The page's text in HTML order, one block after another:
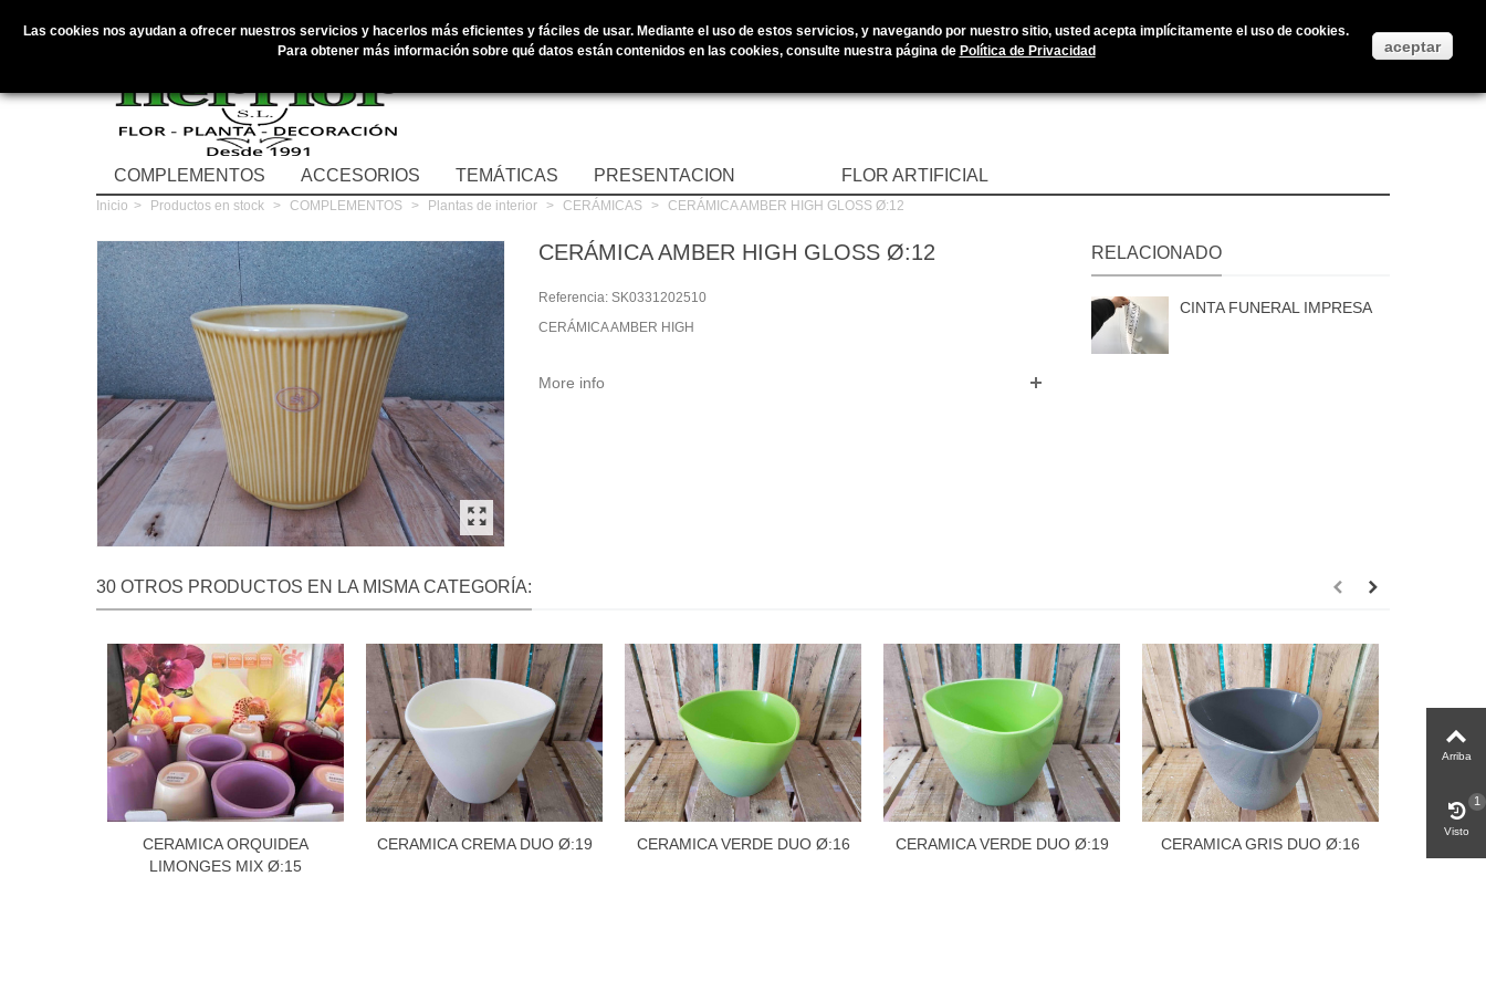
COMPLEMENTOS ACCESORIOS TEMÁTICAS PRESENTACION FLOR ARTIFICIAL
Inicio > Productos en stock > COMPLEMENTOS > Plantas de interior > CERÁMICAS > CERÁMICA AMBER HIGH GLOSS Ø:12
CERÁMICA AMBER HIGH GLOSS Ø:12
Referencia: SK0331202510
CERÁMICA AMBER HIGH
More info
RELACIONADO
CINTA FUNERAL IMPRESA
30 OTROS PRODUCTOS EN LA MISMA CATEGORÍA:
CERAMICA ORQUIDEA
LIMONGES MIX Ø:15
CERAMICA CREMA DUO Ø:19 CERAMICA VERDE DUO Ø:16 CERAMICA VERDE DUO Ø:19 CERAMICA GRIS DUO Ø:16
Las cookies nos ayudan a ofrecer nuestros servicios y hacerlos más eficientes y fáciles de usar. Mediante el uso de estos servicios, y navegando por nuestro sitio, usted acepta implícitamente el uso de cookies.
Para obtener más información sobre qué datos están contenidos en las cookies, consulte nuestra página de Política de Privacidad aceptar
Arriba
Visto
1